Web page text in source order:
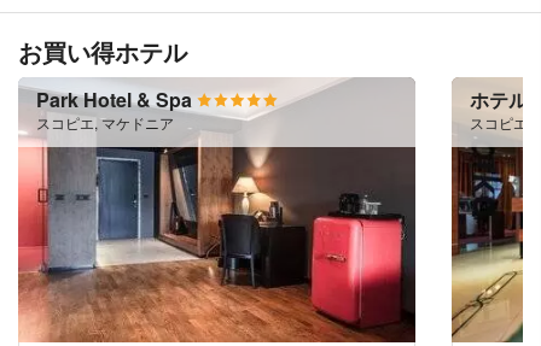
お買い得ホテル
Park Hotel & Spa
スコピエ, マケドニア
ホテル
スコピエ,